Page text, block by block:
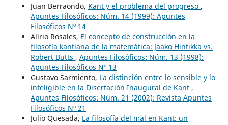
Juan Berraondo, Kant y el problema del progreso ,
Apuntes Filosóficos: Núm. 14 (1999): Apuntes
Filosóficos Nº 14
Alirio Rosales, El concepto de construcción en la
filosofía kantiana de la matemática: Jaako Hintikka vs.
Robert Butts , Apuntes Filosóficos: Núm. 13 (1998):
Apuntes Filosóficos Nº 13
Gustavo Sarmiento, La distinción entre lo sensible y lo
inteligible en la Disertación Inaugural de Kant ,
Apuntes Filosóficos: Núm. 21 (2002): Revista Apuntes
Filosóficos Nº 21
Julio Quesada, La filosofía del mal en Kant: un